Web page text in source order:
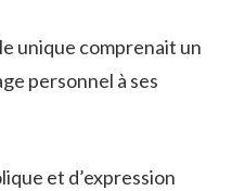
unique comprenait un
personnel à ses
et d’expression